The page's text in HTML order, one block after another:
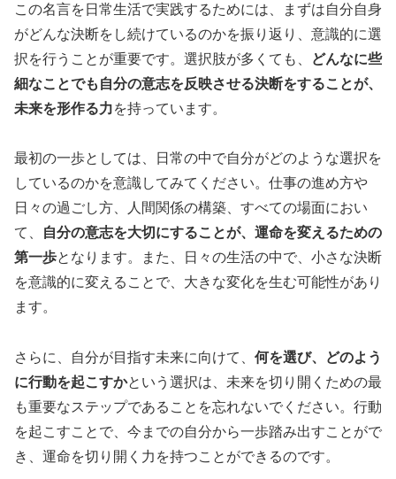
この名言を日常生活で実践するためには、まずは自分自身
がどんな決断をし続けているのかを振り返り、意識的に選
択を行うことが重要です。選択肢が多くても、
どんなに些
細なことでも自分の意志を反映させる決断をすることが、
未来を形作る力を持っています。
最初の一歩としては、日常の中で自分がどのような選択を
しているのかを意識してみてください。仕事の進め方や
日々の過ごし方、人間関係の構築、すべての場面におい
て、
自分の意志を大切にすることが、運命を変えるための
第一歩となります。また、日々の生活の中で、小さな決断
を意識的に変えることで、大きな変化を生む可能性があり
ます。
さらに、自分が目指す未来に向けて、 何を選び、どのよう
に行動を起こすかという選択は、未来を切り開くための最
も重要なステップであることを忘れないでください。行動
を起こすことで、今までの自分から一歩踏み出すことがで
き、運命を切り開く力を持つことができるのです。